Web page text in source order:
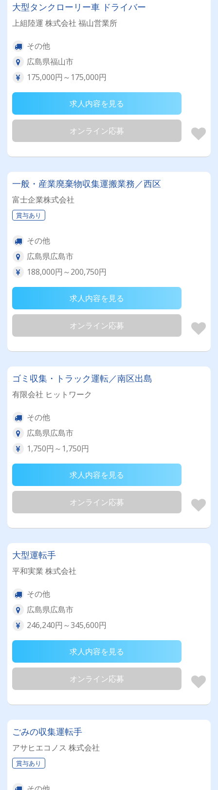
大型タンクローリー車 ドライバー
上組陸運 株式会社 福山営業所
その他
広島県福山市
175,000円～175,000円
求人内容を見る
オンライン応募
一般・産業廃棄物収集運搬業務／西区
富士企業株式会社
賞与あり
その他
広島県広島市
188,000円～200,750円
求人内容を見る
オンライン応募
ゴミ収集・トラック運転／南区出島
有限会社 ヒットワーク
その他
広島県広島市
1,750円～1,750円
求人内容を見る
オンライン応募
大型運転手
平和実業 株式会社
その他
広島県広島市
246,240円～345,600円
求人内容を見る
オンライン応募
ごみの収集運転手
アサヒエコノス 株式会社
賞与あり